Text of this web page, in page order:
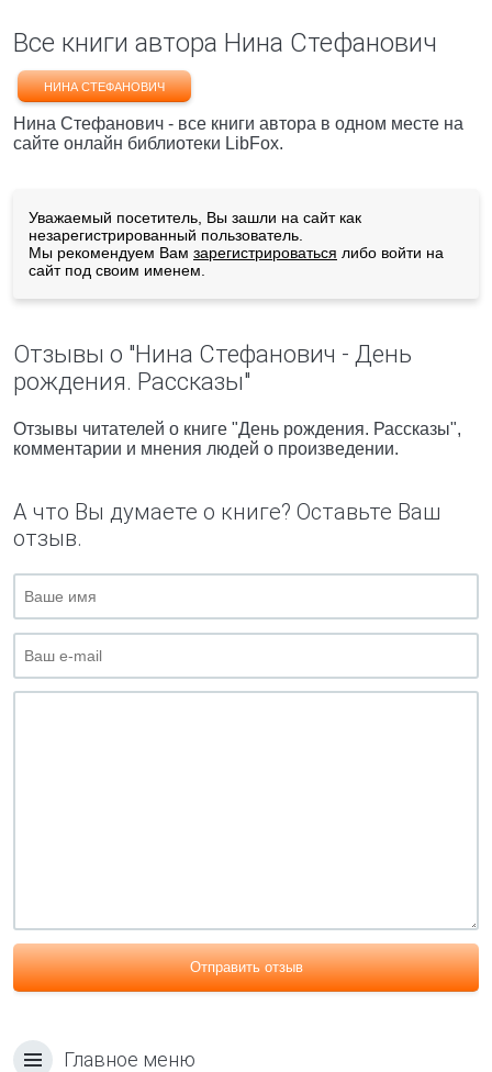
Все книги автора Нина Стефанович
НИНА СТЕФАНОВИЧ
Нина Стефанович - все книги автора в одном месте на
сайте онлайн библиотеки LibFox.
Уважаемый посетитель, Вы зашли на сайт как
незарегистрированный пользователь.
Мы рекомендуем Вам зарегистрироваться либо войти на
сайт под своим именем.
Отзывы о "Нина Стефанович - День
рождения. Рассказы"
Отзывы читателей о книге "День рождения. Рассказы",
комментарии и мнения людей о произведении.
А что Вы думаете о книге? Оставьте Ваш
отзыв.
Отправить отзыв
Главное меню